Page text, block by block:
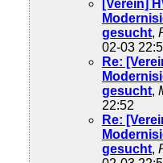
[Verein]
gesucht,
02-03
Re:
gesucht,
22:52
Re:
gesucht,